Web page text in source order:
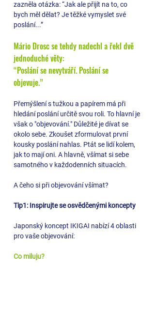
zazněla otázka: “Jak ale přijít na to, co
bych měl dělat? Je těžké vymyslet své
poslání...”
Mário Drosc se tehdy nadechl a řekl dvě
jednoduché věty:
“Poslání se nevytváří. Poslání se
objevuje.”
Přemýšlení s tužkou a papírem má při
hledání poslání určitě svou roli. To hlavní je
však o "objevování." Důležité je dívat se
okolo sebe. Zkoušet zformulovat první
kousky poslání nahlas. Ptát se lidí kolem,
jak to mají oni. A hlavně, všímat si sebe
samotného v každodenních situacích.
A čeho si při objevování všímat?
Tip1: Inspirujte se osvědčenými koncepty
Japonský koncept IKIGAI nabízí 4 oblasti
pro vaše objevování:
Co miluju?